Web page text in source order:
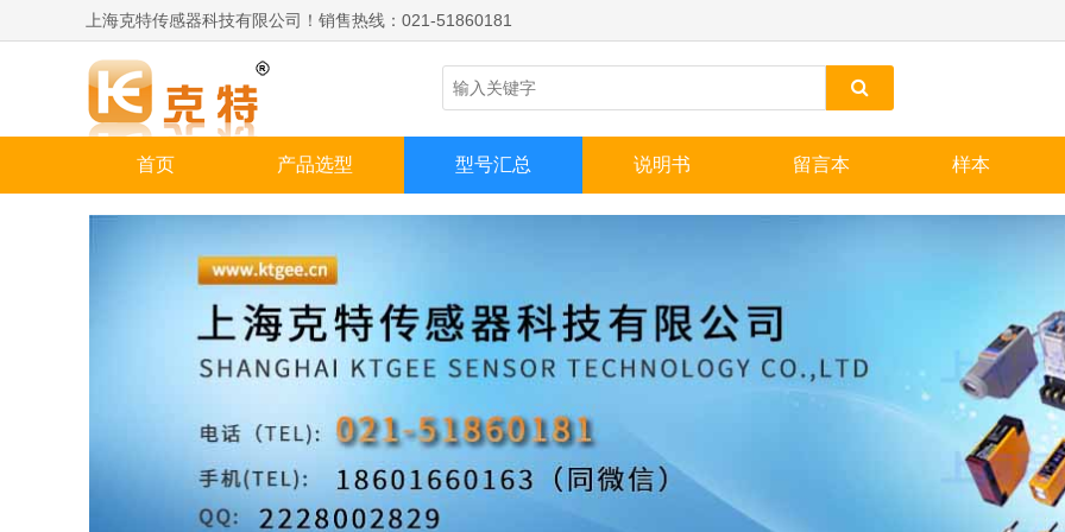
上海克特传感器科技有限公司！销售热线：021-51860181
首页 产品选型 型号汇总 说明书 留言本 样本